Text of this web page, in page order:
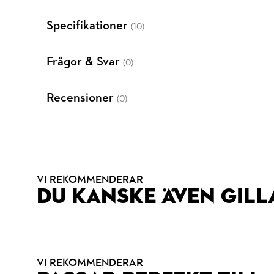
Specifikationer (10)
Frågor & Svar (0)
Recensioner (0)
VI REKOMMENDERAR
DU KANSKE ÄVEN
VI REKOMMENDERAR